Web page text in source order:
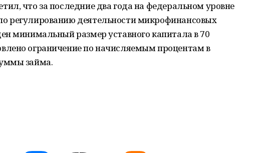
что за последние два года на федеральном уровне
регулированию деятельности микрофинансовых
минимальный размер уставного капитала в 70
ограничение по начисляемым процентам в
займа.